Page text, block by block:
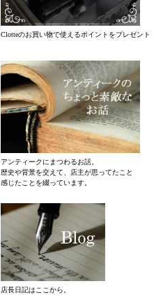
Clotteのお買い物で使えるポイントをプレゼント
アンティークにまつわるお話。
歴史や背景を交えて、店主が思ってたこと
感じたことを綴っています。
店長日記はここから。